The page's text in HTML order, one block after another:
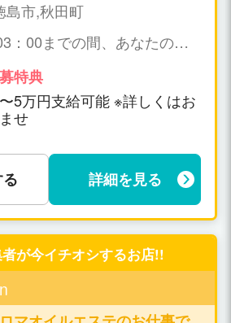
島市,秋田町
：00までの間、あなたの可
規定はありません。
特典
5万円支給可能 ※詳しくはお
せ
詳細を見る
が今イチオシするお店!!